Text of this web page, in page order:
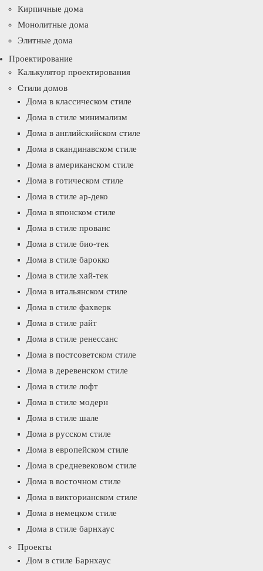
Кирпичные дома
Монолитные дома
Элитные дома
Проектирование
Калькулятор проектирования
Стили домов
Дома в классическом стиле
Дома в стиле минимализм
Дома в английскийском стиле
Дома в скандинавском стиле
Дома в американском стиле
Дома в готическом стиле
Дома в стиле ар-деко
Дома в японском стиле
Дома в стиле прованс
Дома в стиле био-тек
Дома в стиле барокко
Дома в стиле хай-тек
Дома в итальянском стиле
Дома в стиле фахверк
Дома в стиле райт
Дома в стиле ренессанс
Дома в постсоветском стиле
Дома в деревенском стиле
Дома в стиле лофт
Дома в стиле модерн
Дома в стиле шале
Дома в русском стиле
Дома в европейском стиле
Дома в средневековом стиле
Дома в восточном стиле
Дома в викторианском стиле
Дома в немецком стиле
Дома в стиле барнхаус
Проекты
Дом в стиле Барнхаус